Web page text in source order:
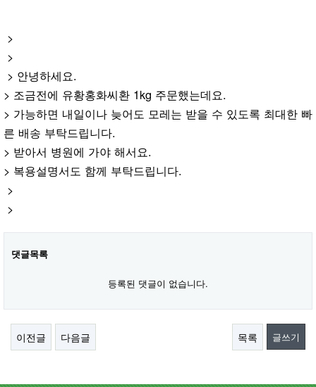
>
>
> 안녕하세요.
> 조금전에 유황홍화씨환 1kg 주문했는데요.
> 가능하면 내일이나 늦어도 모레는 받을 수 있도록 최대한 빠
른 배송 부탁드립니다.
> 받아서 병원에 가야 해서요.
> 복용설명서도 함께 부탁드립니다.
>
>
댓글목록
등록된 댓글이 없습니다.
이전글 다음글 목록 글쓰기